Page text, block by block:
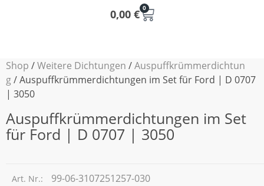
0,00 € 0
Shop /Weitere Dichtungen /Auspuffkrümmerdichtun
g/ Auspuffkrümmerdichtungen im Set für Ford | D 0707
| 3050
Auspuffkrümmerdichtungen im Set
für Ford | D 0707 | 3050
Art. Nr.: 99-06-3107251257-030